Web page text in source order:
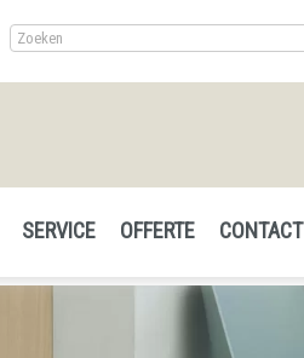
SERVICE OFFERTE CONTACT